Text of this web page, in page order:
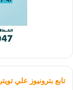
تابع بترونيوز علي تويتر